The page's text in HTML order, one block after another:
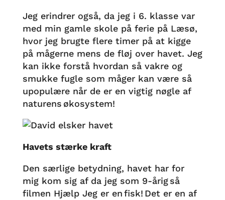
Jeg erindrer også, da jeg i 6. klasse var
med min gamle skole på ferie på Læsø,
hvor jeg brugte flere timer på at kigge
på mågerne mens de fløj over havet. Jeg
kan ikke forstå hvordan så vakre og
smukke fugle som måger kan være så
upopulære når de er en vigtig nøgle af
naturens økosystem!
Havets stærke kraft
Den særlige betydning, havet har for
mig kom sig af da jeg som 9-årig så
filmen Hjælp Jeg er en fisk! Det er en af